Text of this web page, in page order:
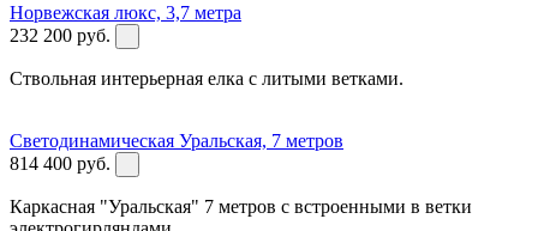
Норвежская люкс, 3,7 метра
232 200 руб.
Ствольная интерьерная елка с литыми ветками.
Светодинамическая Уральская, 7 метров
814 400 руб.
Каркасная "Уральская" 7 метров с встроенными в ветки